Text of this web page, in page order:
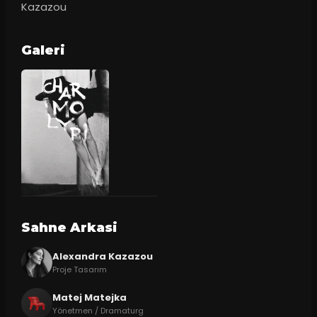
Kazazou
Galeri
Sahne Arkasi
Alexandra Kazazou
Proje Tasarım
Matej Matejka
Yönetmen / Dramaturg